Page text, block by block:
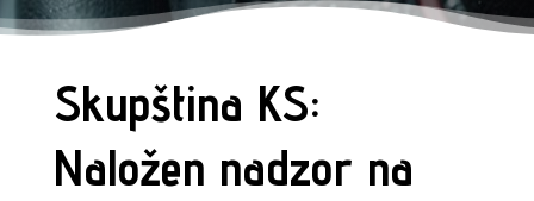
Skupština KS:
Naložen nadzor na